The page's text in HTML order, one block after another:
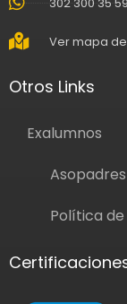
Ver mapa
Otros Links
Exalumnos
Asopadres
Política